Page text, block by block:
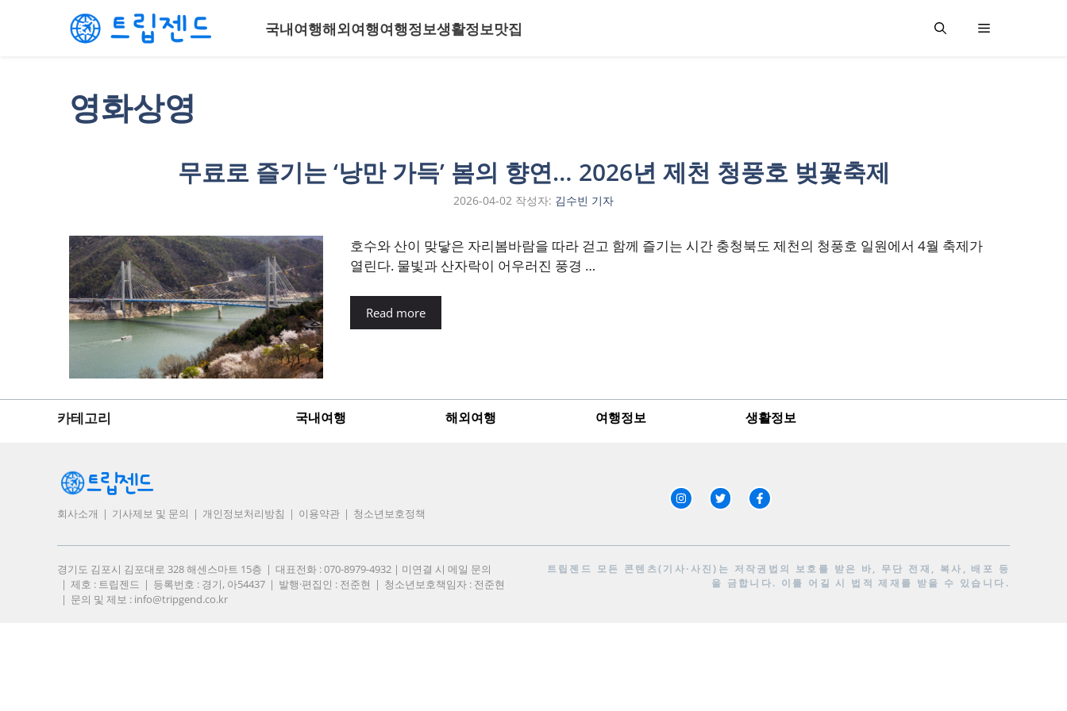
국내여행해외여행여행정보생활정보맛집
영화상영
무료로 즐기는 ‘낭만 가득’ 봄의 향연… 2026년 제천 청풍호 벚꽃축제
2026-04-02 작성자: 김수빈 기자
호수와 산이 맞닿은 자리봄바람을 따라 걷고 함께 즐기는 시간 충청북도 제천의 청풍호 일원에서 4월 축제가
열린다. 물빛과 산자락이 어우러진 풍경 …
Read more
카테고리 국내여행 해외여행 여행정보 생활정보
회사소개 기사제보 및 문의 개인정보처리방침 이용약관 청소년보호정책
경기도 김포시 김포대로 328 해센스마트 15층
대표전화 : 070-8979-4932 | 미연결 시 메일 문의
제호 : 트립젠드
등록번호 : 경기, 아54437 발행·편집인 : 전준현
청소년보호책임자 : 전준현
문의 및 제보 : info@tripgend.co.kr
트립젠드 모든 콘텐츠(기사·사진)는 저작권법의 보호를 받은 바, 무단 전재, 복사, 배포 등
을 금합니다. 이를 어길 시 법적 제재를 받을 수 있습니다.